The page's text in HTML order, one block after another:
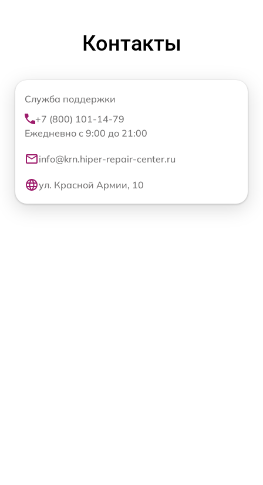
Контакты
Служба поддержки
+7 (800) 101-14-79
Ежедневно с 9:00 до 21:00
info@krn.hiper-repair-center.ru
ул. Красной Армии, 10